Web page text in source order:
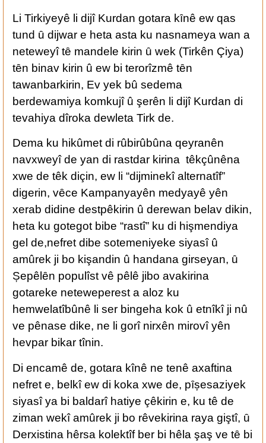
Li Tirkiyeyê li dijî Kurdan gotara kȋnê ew qas
tund ȗ dijwar e heta asta ku nasnameya wan a
neteweyî tȇ mandele kirin ȗ wek (Tirkên Çiya)
tȇn binav kirin û ew bi terorîzmê tȇn
tawanbarkirin, Ev yek bû sedema
berdewamiya komkujî û şerên li dijî Kurdan di
tevahiya dîroka dewleta Tirk de.
Dema ku hikûmet di rûbirûbûna qeyranên
navxweyî de yan di rastdar kirina têkçûnêna
xwe de têk diçin, ew li “dijminekî alternatîf”
digerin, vȇce Kampanyayên medyayê yên
xerab didine destpêkirin û derewan belav dikin,
heta ku gotegot bibe “rastî” ku di hişmendiya
gel de,nefret dibe sotemeniyeke siyasî û
amûrek ji bo kişandin û handana girseyan, ȗ
Șepêlȇn populîst vê pêlê jibo avakirina
gotareke neteweperest a aloz ku
hemwelatîbûnê li ser bingeha kok û etnîkî ji nû
ve pênase dike, ne li gorî nirxên mirovî yên
hevpar bikar tînin.
Di encamê de, gotara kînê ne tenê axaftina
nefret e, belkî ew di koka xwe de, pȋșesaziyek
siyasî ya bi baldarî hatiye çêkirin e, ku tê de
ziman wekî amûrek ji bo rêvekirina raya giştî, ȗ
Derxistina hêrsa kolektîf ber bi hêla şaş ve tȇ bi